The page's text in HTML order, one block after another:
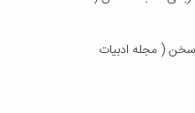
سخن ( مجله ادبیات